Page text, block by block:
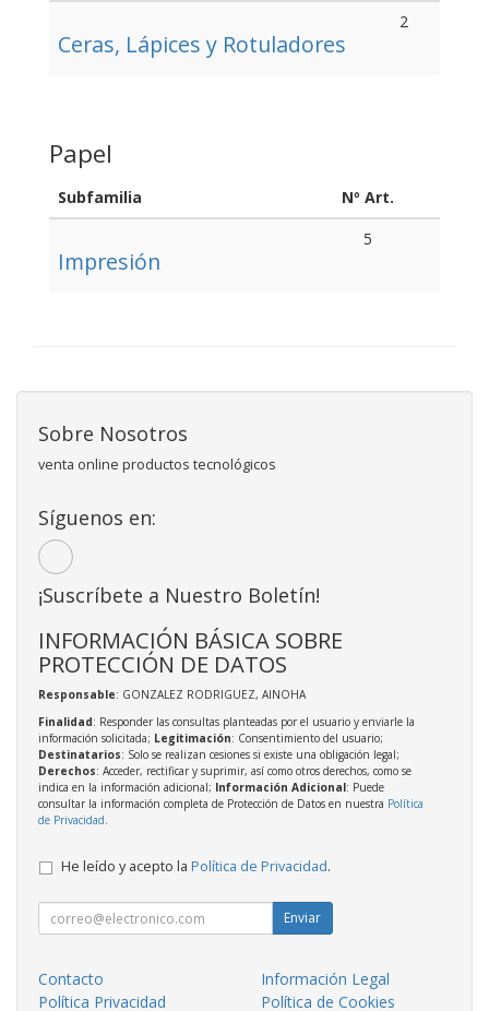
Ceras, Lápices y Rotuladores
2
Papel
Subfamilia Nº Art.
Impresión
5
Sobre Nosotros
venta online productos tecnológicos
Síguenos en:
¡Suscríbete a Nuestro Boletín!
INFORMACIÓN BÁSICA SOBRE
PROTECCIÓN DE DATOS
Responsable: GONZALEZ RODRIGUEZ, AINOHA
Finalidad: Responder las consultas planteadas por el usuario y enviarle la
información solicitada; Legitimación: Consentimiento del usuario;
Destinatarios: Solo se realizan cesiones si existe una obligación legal;
Derechos: Acceder, rectificar y suprimir, así como otros derechos, como se
indica en la información adicional; Información Adicional: Puede
consultar la información completa de Protección de Datos en nuestra Política
de Privacidad.
He leído y acepto la Política de Privacidad.
Enviar
Contacto
Información Legal
Política Privacidad
Política de Cookies